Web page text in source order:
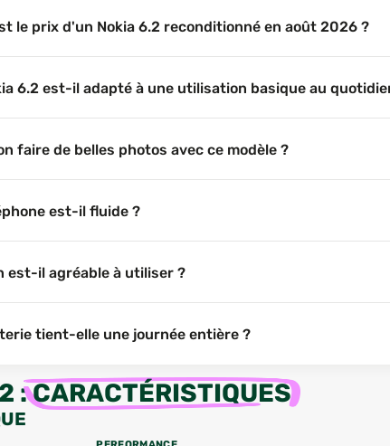
le prix d'un Nokia 6.2 reconditionné en août 2026 ?
6.2 est-il adapté à une utilisation basique au
faire de belles photos avec ce modèle ?
est-il fluide ?
est-il agréable à utiliser ?
tient-elle une journée entière ?
:CARACTÉRISTIQUES